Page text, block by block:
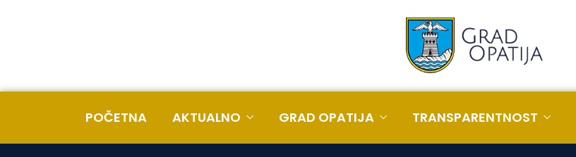
POČETNA AKTUALNO GRAD OPATIJA TRANSPARENTNOST